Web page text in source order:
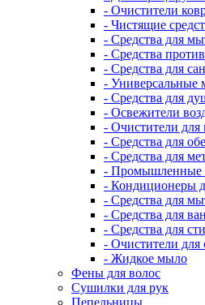
- Очистители
- Чистящие
- Средства для
- Средства
- Средства для
- Универсальные
- Средства для
- Освежители
- Очистители для
- Средства для
- Средства для
- Промышленные
- Кондиционеры
- Средства для
- Средства для
- Средства для
- Очистители для
- Жидкое мыло
Фены для волос
Сушилки для рук
Пепельницы